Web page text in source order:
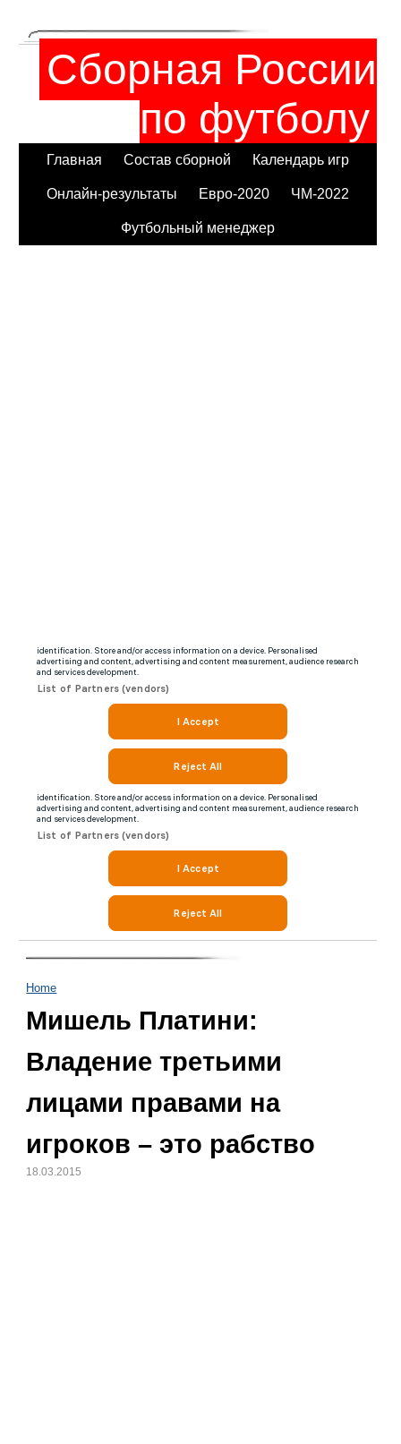
Сборная России
по футболу
Главная Состав сборной Календарь игр
Онлайн-результаты Евро-2020 ЧМ-2022
Футбольный менеджер
Home
Мишель Платини:
Владение третьими
лицами правами на
игроков – это рабство
18.03.2015